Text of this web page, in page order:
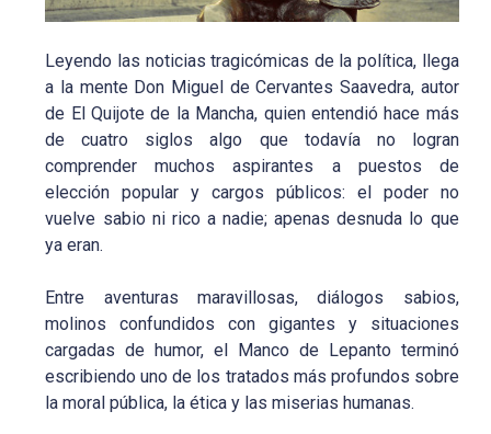
Leyendo las noticias tragicómicas de la política, llega
a la mente Don Miguel de Cervantes Saavedra, autor
de El Quijote de la Mancha, quien entendió hace más
de cuatro siglos algo que todavía no logran
comprender muchos aspirantes a puestos de
elección popular y cargos públicos: el poder no
vuelve sabio ni rico a nadie; apenas desnuda lo que
ya eran.
Entre aventuras maravillosas, diálogos sabios,
molinos confundidos con gigantes y situaciones
cargadas de humor, el Manco de Lepanto terminó
escribiendo uno de los tratados más profundos sobre
la moral pública, la ética y las miserias humanas.